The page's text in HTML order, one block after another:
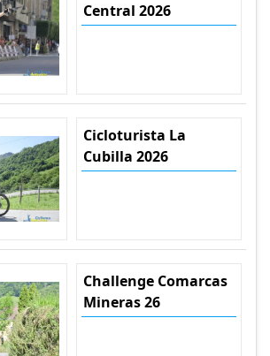
Central 2026
Cicloturista La
Cubilla 2026
Challenge Comarcas
Mineras 26